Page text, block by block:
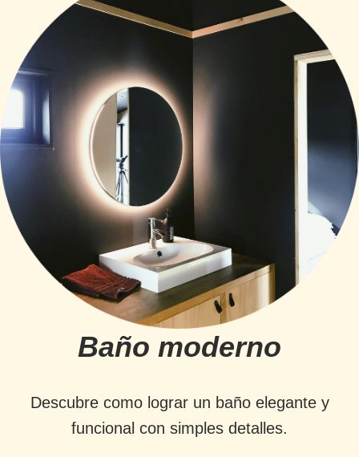
Baño moderno
Descubre como lograr un baño elegante y
funcional con simples detalles.